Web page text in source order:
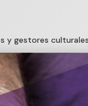
y gestores